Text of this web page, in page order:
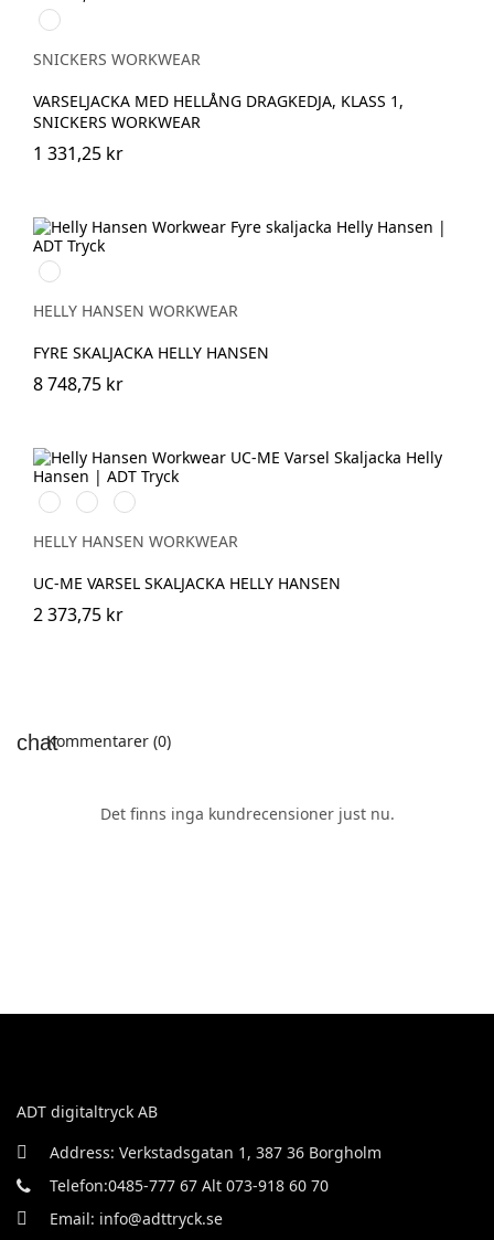
Svart/High
vis
yellow
SNICKERS WORKWEAR
VARSELJACKA MED HELLÅNG DRAGKEDJA, KLASS 1,
SNICKERS WORKWEAR
1 331,25 kr
369
YELLOW/EBONY
HELLY HANSEN WORKWEAR
FYRE SKALJACKA HELLY HANSEN
8 748,75 kr
269
HIGH
VIS
369
HIGH
VIS
169
HIGH
VIS
HELLY HANSEN WORKWEAR
UC-ME VARSEL SKALJACKA HELLY HANSEN
2 373,75 kr
Kommentarer (0)
Det finns inga kundrecensioner just nu.
ADT digitaltryck AB
Address: Verkstadsgatan 1, 387 36 Borgholm
Telefon:0485-777 67 Alt 073-918 60 70
Email: info@adttryck.se